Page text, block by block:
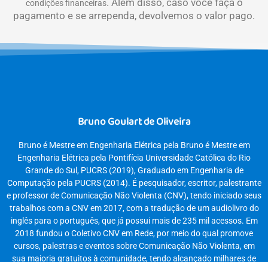
condições financeiras. Além disso, caso você faça o
pagamento e se arrependa, devolvemos o valor pago.
Bruno Goulart de Oliveira
Bruno é Mestre em Engenharia Elétrica pela Bruno é Mestre em
Engenharia Elétrica pela Pontifícia Universidade Católica do Rio
Grande do Sul, PUCRS (2019), Graduado em Engenharia de
Computação pela PUCRS (2014). É pesquisador, escritor, palestrante
e professor de Comunicação Não Violenta (CNV), tendo iniciado seus
trabalhos com a CNV em 2017, com a tradução de um audiolivro do
inglês para o português, que já possui mais de 235 mil acessos. Em
2018 fundou o Coletivo CNV em Rede, por meio do qual promove
cursos, palestras e eventos sobre Comunicação Não Violenta, em
sua maioria gratuitos à comunidade, tendo alcançado milhares de